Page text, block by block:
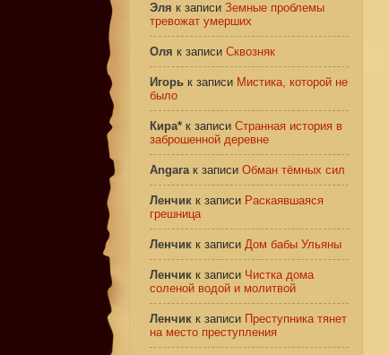
Эля к записи Земные проблемы
тревожат умерших
Оля к записи Сквозняк
Игорь к записи Мистика, которой не
было
Кира* к записи Странная история в
заброшенной деревне
Angaraк записи Обман тёмных сил
Ленчик к записи Раскаявшаяся
грешница
Ленчик к записи Дом бабы Ульяны
Ленчик к записи Чистка дома
соленой водой и молитвой
Ленчик к записи Преступника тянет
на место преступления